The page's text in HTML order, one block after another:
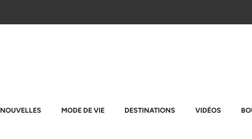
NOUVELLES MODE DE VIE DESTINATIONS VIDÉOS